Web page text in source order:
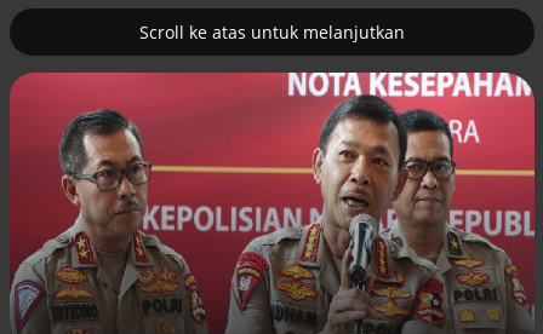
Scroll ke atas untuk melanjutkan
nuklir 2
Pemulihan ekonomi Aceh terus